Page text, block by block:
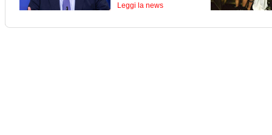
Leggi la news